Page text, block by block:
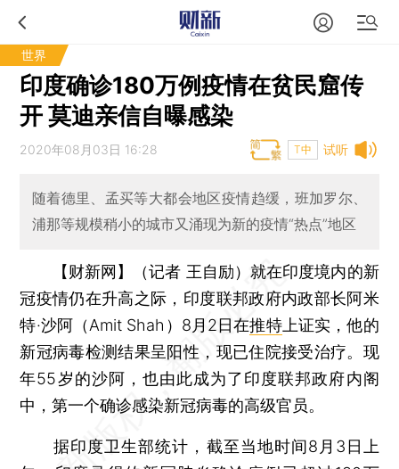
世界
印度确诊180万例疫情在贫民窟传
开 莫迪亲信自曝感染
试听
2020年08月03日 16:28 T中
随着德里、孟买等大都会地区疫情趋缓，班加罗尔、
浦那等规模稍小的城市又涌现为新的疫情“热点”地区
【财新网】（记者 王自励） 就在印度境内的新
冠疫情仍在升高之际，印度联邦政府内政部长阿米
特·沙阿（Amit Shah）8月2日在推特上证实，他的
新冠病毒检测结果呈阳性，现已住院接受治疗。现
年55岁的沙阿，也由此成为了印度联邦政府内阁
中，第一个确诊感染新冠病毒的高级官员。
据印度卫生部统计，截至当地时间8月3日上